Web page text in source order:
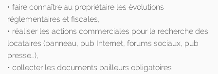
• faire connaître au propriétaire les évolutions
réglementaires et fiscales,
• réaliser les actions commerciales pour la recherche des
locataires (panneau, pub Internet, forums sociaux, pub
presse…),
• collecter les documents bailleurs obligatoires